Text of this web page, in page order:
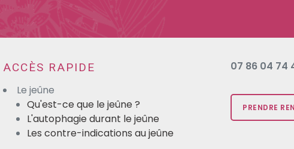
ACCÈS RAPIDE
Le jeûne
Qu'est-ce que le jeûne ?
L'autophagie durant le jeûne
Les contre-indications au jeûne
07 86 04
PRENDRE